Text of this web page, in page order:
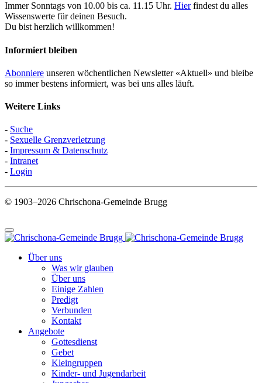
Immer Sonntags von 10.00 bis ca. 11.15 Uhr. Hierfindest du alles
Wissenswerte für deinen Besuch.
Du bist herzlich willkommen!
Informiert bleiben
Abonniere unseren wöchentlichen Newsletter «Aktuell» und bleibe
so immer bestens informiert, was bei uns alles läuft.
Weitere Links
- Suche
- Sexuelle Grenzverletzung
- Impressum & Datenschutz
- Intranet
- Login
© 1903–2026 Chrischona-Gemeinde Brugg
Über uns
Was wir glauben
Über uns
Einige Zahlen
Predigt
Verbunden
Kontakt
Angebote
Gottesdienst
Gebet
Kleingruppen
Kinder- und Jugendarbeit